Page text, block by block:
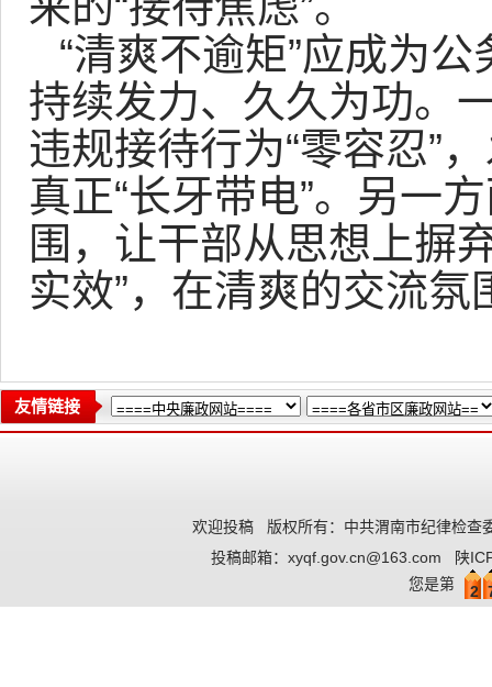
“清爽不逾矩”应成为
持续发力、久久为功。
违规接待行为“零容忍”
真正“长牙带电”。另一
围，让干部从思想上摒
实效”，在清爽的交流
友情链接
欢迎投稿 版权所有：中共渭南市纪律检查
投稿邮箱： xyqf.gov.cn@163.com
陕
您是第